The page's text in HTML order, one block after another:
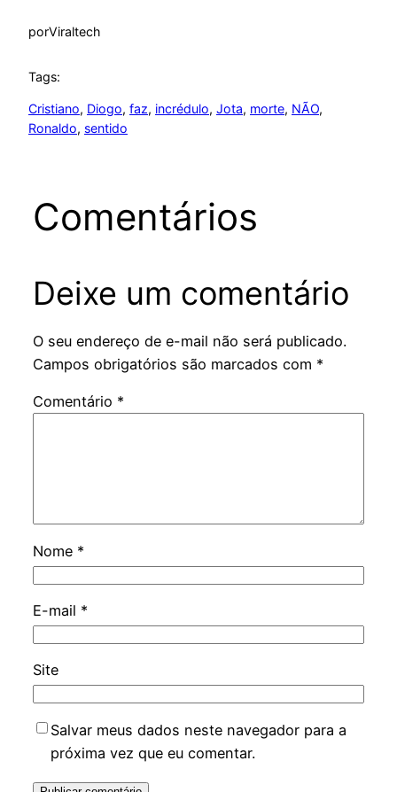
porViraltech
Tags:
Cristiano, Diogo, faz, incrédulo, Jota, morte, NÃO
Ronaldo, sentido
Comentários
Deixe um comentário
O seu endereço de e-mail não será publicado.
Campos obrigatórios são marcados com *
Comentário *
Nome *
E-mail *
Site
Salvar meus dados neste navegador para a
próxima vez que eu comentar.